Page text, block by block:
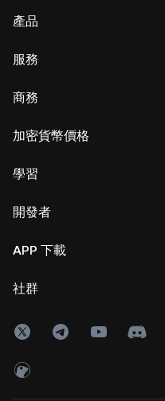
產品
服務
商務
加密貨幣價格
學習
開發者
APP 下載
社群